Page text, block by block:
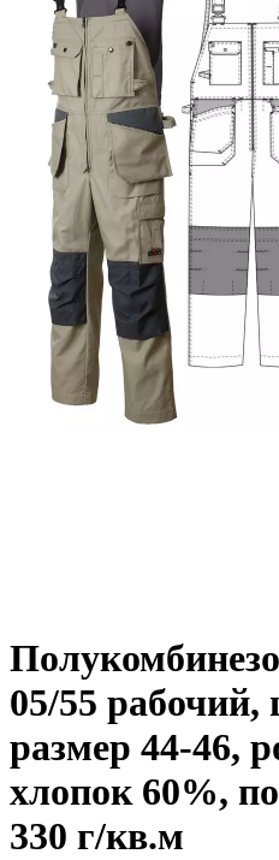
05/55 рабочий,
размер 44-46,
хлопок 60%,
330 г/кв.м